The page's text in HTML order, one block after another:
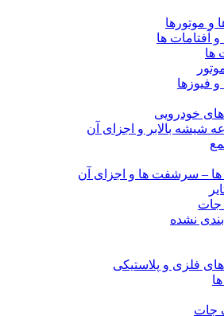
و موتورها
و آفتامات ها
ها
و فیوزها
خودرویی
شیشه بالابر و اجزای آن
– سرشفت ها و اجزای آن
جات
نشده
فلزی و پلاستیکی
جات